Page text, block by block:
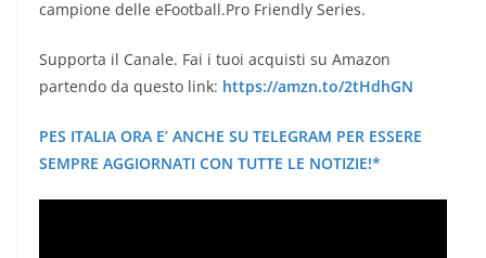
campione delle eFootball.Pro Friendly Series.
Supporta il Canale. Fai i tuoi acquisti su Amazon
partendo da questo link: https://amzn.to/2tHdhGN
PES ITALIA ORA E’ ANCHE SU TELEGRAM PER ESSERE
SEMPRE AGGIORNATI CON TUTTE LE NOTIZIE!*